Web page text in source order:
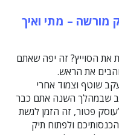
מורשה – מתי ואיך
את הסוייץ? זה יפה שאתם
את הראש.
שוטף וצמוד אחרי
שבמהלך השנה אתם כבר
פטור, זה הזמן לגשת
ולפתוח תיק